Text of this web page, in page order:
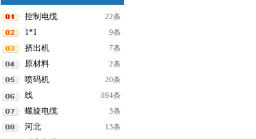
22条
控制电缆
9条
1*1
7条
挤出机
2条
原材料
20条
喷码机
894条
线
3条
螺旋电缆
13条
河北